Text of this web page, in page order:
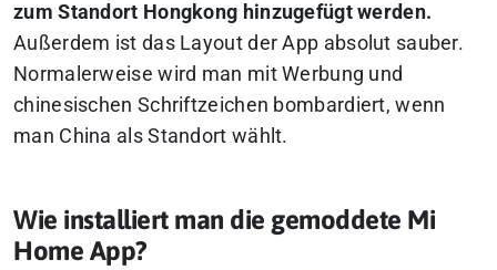
zum Standort Hongkong hinzugefügt werden.
Außerdem ist das Layout der App absolut sauber.
Normalerweise wird man mit Werbung und
chinesischen Schriftzeichen bombardiert, wenn
man China als Standort wählt.
Wie installiert man die gemoddete Mi
Home App?